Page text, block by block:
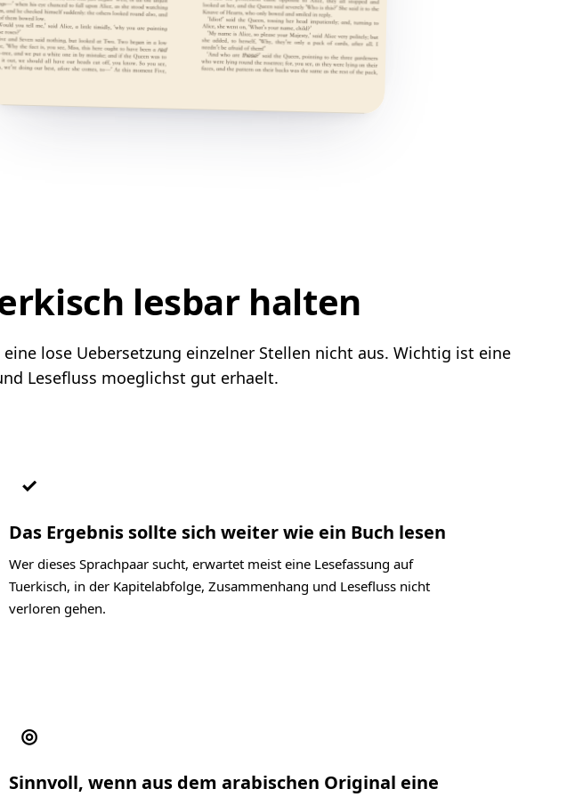
lesbar halten
lose Uebersetzung einzelner Stellen nicht aus. Wichtig ist eine
Lesefluss moeglichst gut erhaelt.
✓
Das Ergebnis sollte sich weiter wie ein Buch lesen
Wer dieses Sprachpaar sucht, erwartet meist eine Lesefassung auf
Tuerkisch, in der Kapitelabfolge, Zusammenhang und Lesefluss nicht
verloren gehen.
◎
Sinnvoll, wenn aus dem arabischen Original eine